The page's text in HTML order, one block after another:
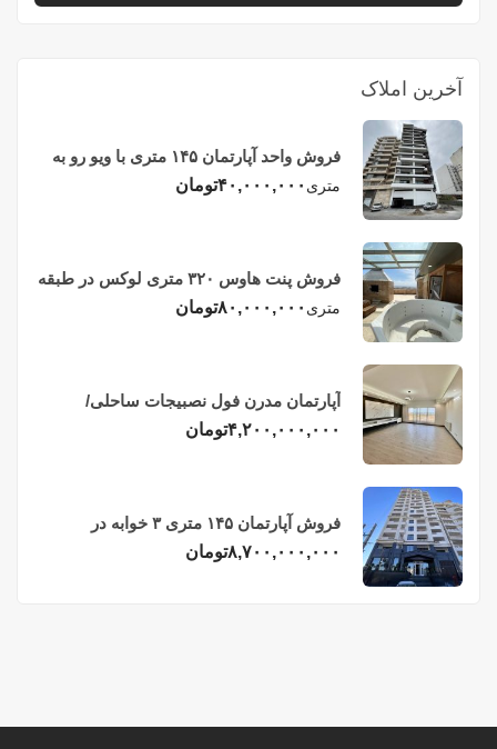
آخرین املاک
فروش واحد آپارتمان ۱۴۵ متری با ویو رو به
دریا در فریدونکنار
متری ۴۰,۰۰۰,۰۰۰تومان
فروش پنت هاوس ۳۲۰ متری لوکس در طبقه
چهاردهم فریدونکنار
متری ۸۰,۰۰۰,۰۰۰تومان
آپارتمان مدرن فول نصبیجات ساحلی/
فریدونکنار
۴,۲۰۰,۰۰۰,۰۰۰تومان
فروش آپارتمان ۱۴۵ متری ۳ خوابه در
فریدونکنار
۸,۷۰۰,۰۰۰,۰۰۰تومان